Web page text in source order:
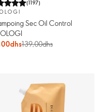
(1197)
Sec Oil Control
139,00dhs